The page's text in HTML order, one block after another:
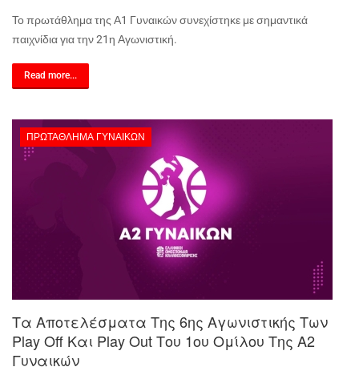
Το πρωτάθλημα της Α1 Γυναικών συνεχίστηκε με σημαντικά
παιχνίδια για την 21η Αγωνιστική.
Read more...
ΠΡΩΤΆΘΛΗΜΑ ΓΥΝΑΙΚΏΝ
Τα Αποτελέσματα Της 6ης Αγωνιστικής Των
Play Off Και Play Out Του 1ου Ομίλου Της Α2
Γυναικών